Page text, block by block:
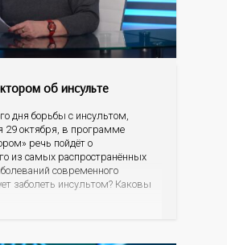
об инсульте
дня борьбы с инсультом,
29 октября, в программе
речь пойдёт о
из самых распространённых
современного
заболеть инсультом? Каковы